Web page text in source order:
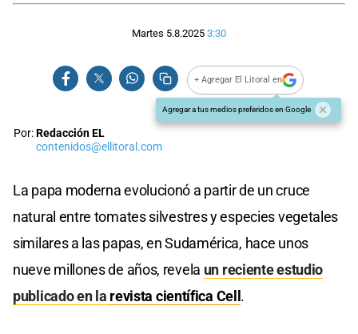
Martes 5.8.2025 3:30
+ Agregar El Litoral en
Agregar a tus medios preferidos en Google
Por:Redacción EL
contenidos@ellitoral.com
La papa moderna evolucionó a partir de un cruce
natural entre tomates silvestres y especies vegetales
similares a las papas, en Sudamérica, hace unos
nueve millones de años, revela un reciente estudio
publicado en la revista científica Cell.